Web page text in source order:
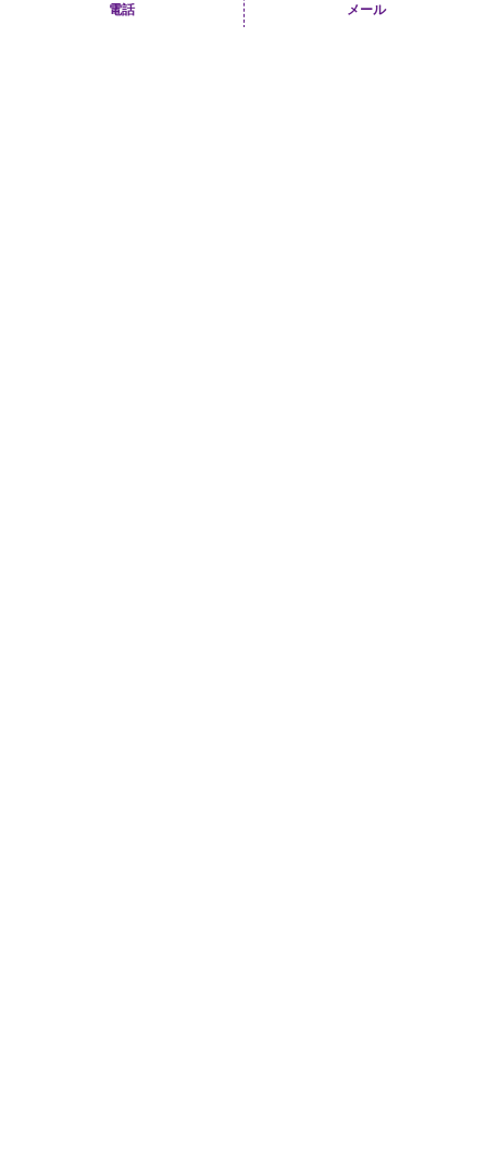
電話 メール